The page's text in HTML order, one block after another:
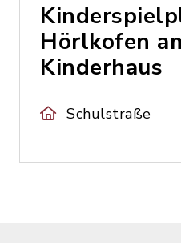
Hörlkofen
Kinderhaus
Schulstraße